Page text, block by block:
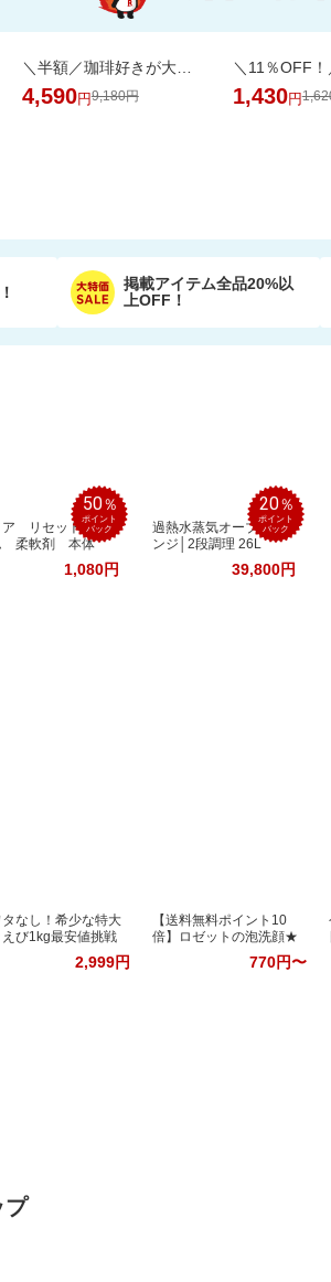
＼半額／珈琲好きが大喜び。銀座の専門店の芳醇なドリップ珈琲を飲み比べ10種100杯
4,590円9,180円 1,430円
掲載アイテム全品20%以
上OFF！
50％
ポイント
バック
ア リセット セ
柔軟剤 本体
1,080円
20％
ポイント
バック
過熱水蒸気オーブンレ
ンジ│2段調理 26L
39,800円
なし！希少な特大
えび1kg最安値挑戦
2,999円
【送料無料ポイント10
倍】ロゼットの泡洗顔★
770円〜
プ